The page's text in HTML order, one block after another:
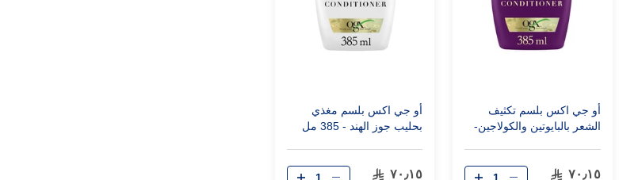
أو جي اكس بلسم تكثيف
الشعر بالبايوتين والكولاجين-
٧٠٫١٥
أو جي اكس بلسم مغذي
بحليب جوز الهند - 385 مل
٧٠٫١٥